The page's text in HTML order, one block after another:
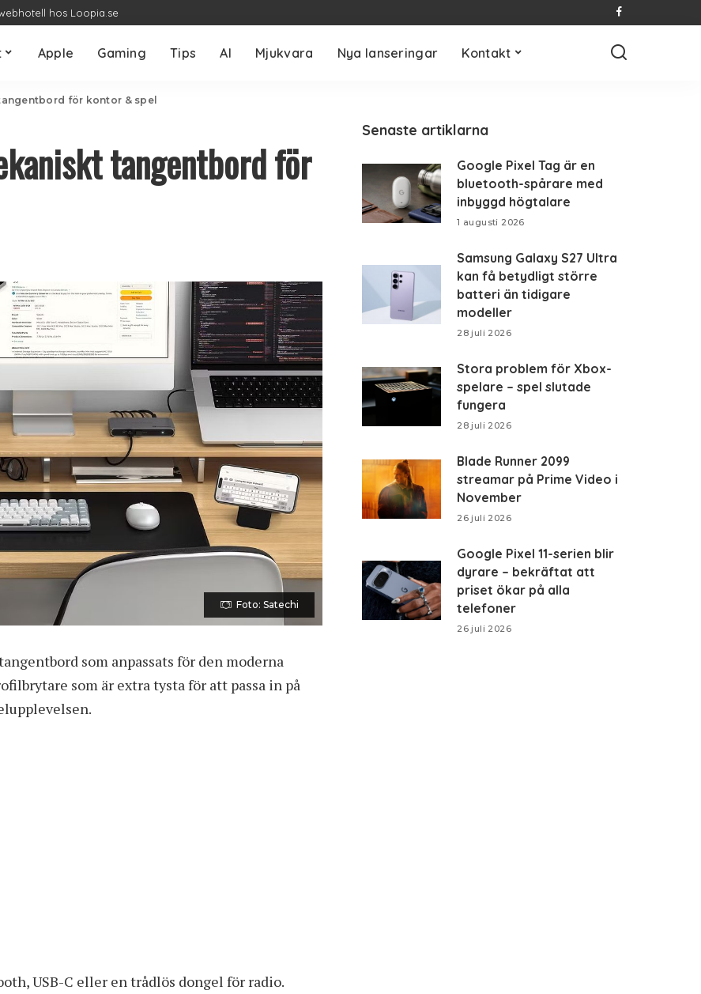
hos Loopia.se
Apple Gaming Tips AI Mjukvara Nya lanseringar Kontakt
för kontor & spel
tangentbord för
Foto: Satechi
som anpassats för den moderna
som är extra tysta för att passa in på
USB-C eller en trådlös dongel för radio.
Senaste artiklarna
Google Pixel Tag är en
bluetooth-spårare med
inbyggd högtalare
1 augusti 2026
Samsung Galaxy S27 Ultra
kan få betydligt större
batteri än tidigare
modeller
28 juli 2026
Stora problem för Xbox-
spelare – spel slutade
fungera
28 juli 2026
Blade Runner 2099
streamar på Prime Video i
November
26 juli 2026
Google Pixel 11-serien blir
dyrare – bekräftat att
priset ökar på alla
telefoner
26 juli 2026